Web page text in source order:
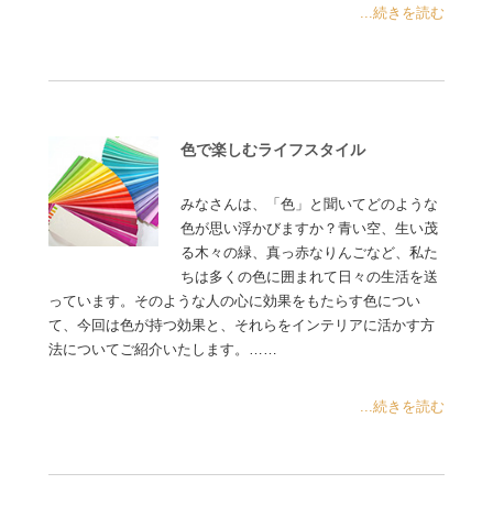
...続きを読む
色で楽しむライフスタイル
みなさんは、「色」と聞いてどのような
色が思い浮かびますか？青い空、生い茂
る木々の緑、真っ赤なりんごなど、私た
ちは多くの色に囲まれて日々の生活を送
っています。そのような人の心に効果をもたらす色につい
て、今回は色が持つ効果と、それらをインテリアに活かす方
法についてご紹介いたします。……
...続きを読む